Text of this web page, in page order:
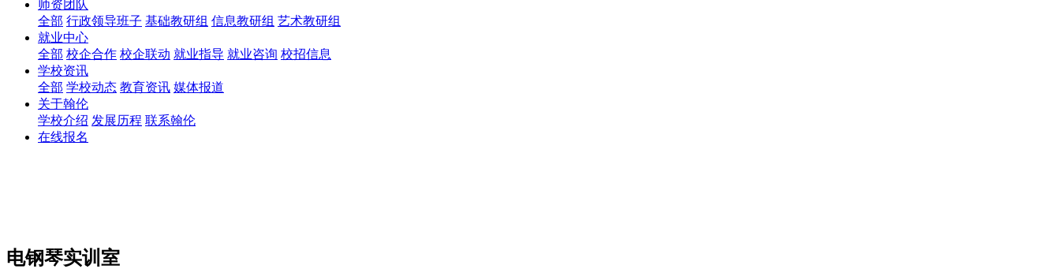
师资团队
全部 行政领导班子 基础教研组 信息教研组 艺术教研组
就业中心
全部 校企合作 校企联动 就业指导 就业咨询 校招信息
学校资讯
全部 学校动态 教育资讯 媒体报道
关于翰伦
学校介绍 发展历程 联系翰伦
在线报名
电钢琴实训室